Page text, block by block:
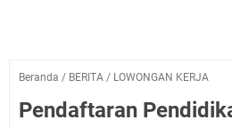
Beranda / BERITA / LOWONGAN KERJA
Pendaftaran